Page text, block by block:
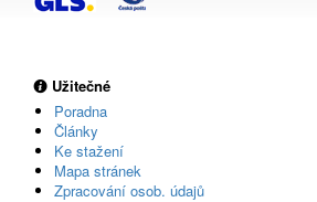
Užitečné
Poradna
Články
Ke stažení
Mapa stránek
Zpracování osob. údajů